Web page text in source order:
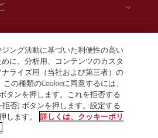
般規約
5238
～午後5時（スペイン語、英語、日
ング活動に基づいた利便性の高い
に、分析用、コンテンツのカスタ
ライズ用（当社および第三者）の
の種類のCookieに同意するには、
タンを押します。これを拒否する
拒否] ボタンを押します。設定する
します。
詳しくは、クッキーポリ